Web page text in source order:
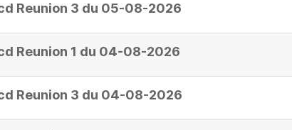
Reunion 3 du 05-08-2026
Reunion 1 du 04-08-2026
Reunion 3 du 04-08-2026